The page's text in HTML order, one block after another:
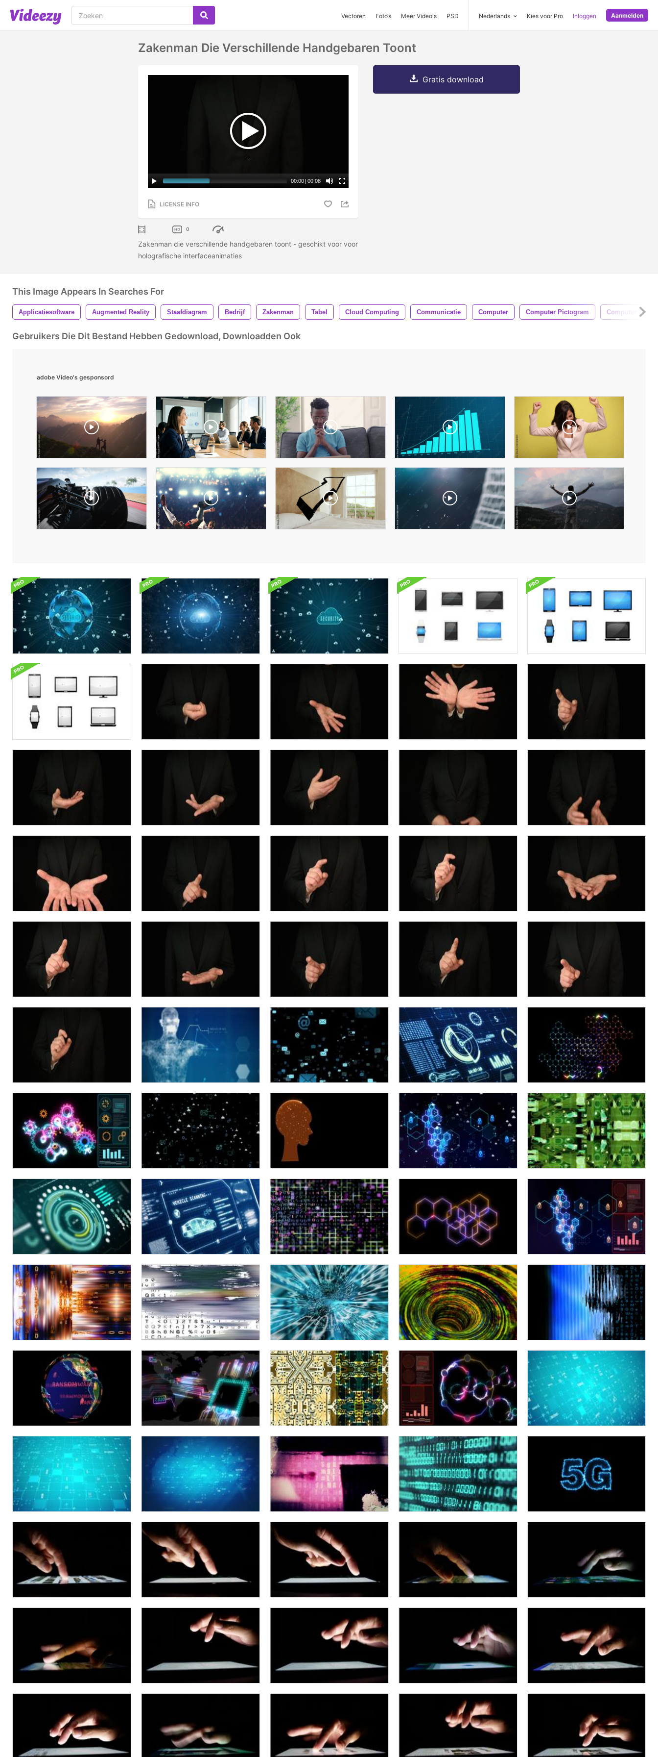
Vectoren Foto‘s Meer Video's PSD Nederlands Kies voor Pro Inloggen Aanmelden
Zakenman Die Verschillende Handgebaren Toont
00:00 | 00:08
LICENSE INFO
0
Zakenman die verschillende handgebaren toont - geschikt voor voor
holografische interfaceanimaties
Gratis download
This Image Appears In Searches For
Applicatiesoftware Augmented Reality Staafdiagram Bedrijf Zakenman Tabel Cloud Computing Communicatie Computer Computer Pictogram Computer
Gebruikers Die Dit Bestand Hebben Gedownload, Downloadden Ook
adobe Video's gesponsord